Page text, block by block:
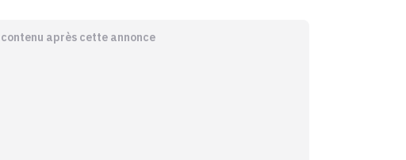
après cette annonce